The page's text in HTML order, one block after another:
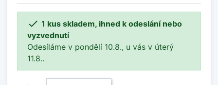
 1 kus skladem, ihned k odeslání nebo
vyzvednutí
Odesíláme v pondělí 10.8., u vás v úterý
11.8..